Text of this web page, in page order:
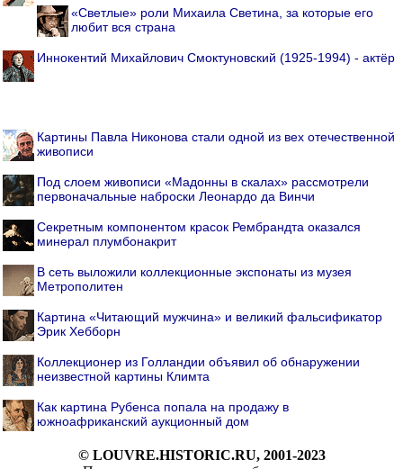
«Светлые» роли Михаила Светина, за которые его
любит вся страна
Иннокентий Михайлович Смоктуновский (1925-1994) - актёр
Картины Павла Никонова стали одной из вех отечественной
живописи
Под слоем живописи «Мадонны в скалах» рассмотрели
первоначальные наброски Леонардо да Винчи
Секретным компонентом красок Рембрандта оказался
минерал плумбонакрит
В сеть выложили коллекционные экспонаты из музея
Метрополитен
Картина «Читающий мужчина» и великий фальсификатор
Эрик Хебборн
Коллекционер из Голландии объявил об обнаружении
неизвестной картины Климта
Как картина Рубенса попала на продажу в
южноафриканский аукционный дом
© LOUVRE.HISTORIC.RU, 2001-2023